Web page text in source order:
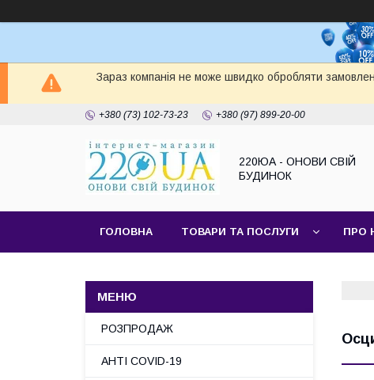
Зараз компанія не може швидко обробляти
+380 (73) 102-73-23 +380 (97) 899-20-00
220ЮА - ОНОВИ СВІЙ
БУДИНОК
ГОЛОВНА ТОВАРИ ТА ПОСЛУГИ ПРО
РОЗПРОДАЖ
АНТІ COVID-19